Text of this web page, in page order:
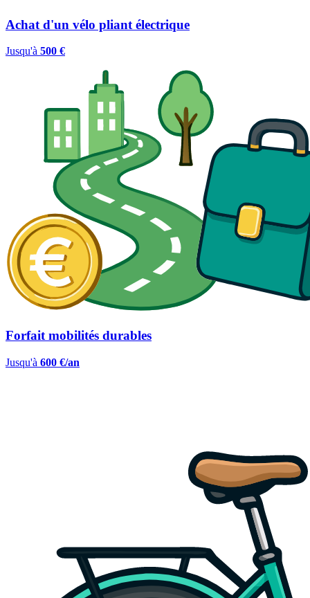
Achat d'un vélo pliant électrique
Jusqu'à 500 €
Forfait mobilités durables
Jusqu'à 600 €/an